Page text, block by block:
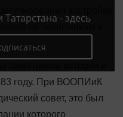
застройки,
по памятникам и
памятников истории и
году. При ВООПИиК
совет, это был
которого
Татарстана - здесь